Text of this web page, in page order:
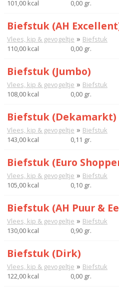
101,00 kcal
0,00 gr.
Biefstuk (AH
Vlees, kip & gevogeltje » Biefstuk
110,00 kcal
0,00 gr.
Biefstuk (Jumbo)
Vlees, kip & gevogeltje » Biefstuk
108,00 kcal
0,00 gr.
Biefstuk (Dekamarkt)
Vlees, kip & gevogeltje » Biefstuk
143,00 kcal
0,11 gr.
Biefstuk (Euro
Vlees, kip & gevogeltje » Biefstuk
105,00 kcal
0,10 gr.
Biefstuk (AH Puur &
Vlees, kip & gevogeltje » Biefstuk
130,00 kcal
0,90 gr.
Biefstuk (Dirk)
Vlees, kip & gevogeltje » Biefstuk
122,00 kcal
0,00 gr.